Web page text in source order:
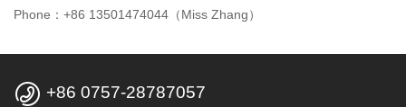
Phone：+86 13501474044（Miss Zhang）
 +86 0757-28787057